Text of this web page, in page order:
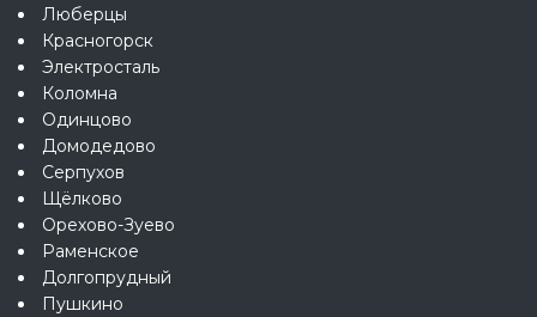
Люберцы
Красногорск
Электросталь
Коломна
Одинцово
Домодедово
Серпухов
Щёлково
Орехово-Зуево
Раменское
Долгопрудный
Пушкино